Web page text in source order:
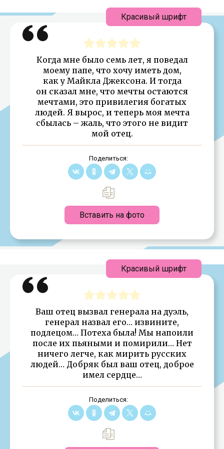
Когда мне было семь лет, я поведал
моему папе, что хочу иметь дом,
как у Майкла Джексона. И тогда
он сказал мне, что мечты остаются
мечтами, это привилегия богатых
людей. Я вырос, и теперь моя мечта
сбылась – жаль, что этого не видит
мой отец.
Поделиться:
Вставить на фото
Красивый шрифт
Ваш отец вызвал генерала на дуэль,
генерал назвал его… извините,
подлецом… Потеха была! Мы напоили
после их пьяными и помирили… Нет
ничего легче, как мирить русских
людей… Добряк был ваш отец, доброе
имел сердце…
Поделиться:
Красивый шрифт